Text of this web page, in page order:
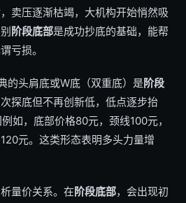
卖压逐渐枯竭，大机构开始悄然吸
阶段底部是成功抄底的基础，能帮
亏损。
的头肩底或W底（双重底）是阶段
探底但不再创新低，低点逐步抬
如，底部价格80元，颈线100元，
元。这类形态表明多头力量增
量价关系。在阶段底部，会出现初